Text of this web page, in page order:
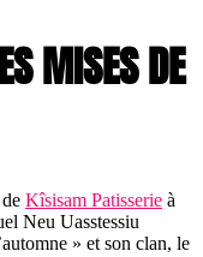
MISES DE
Kîsisam Patisserie à
Neu Uasstessiu
» et son clan, le